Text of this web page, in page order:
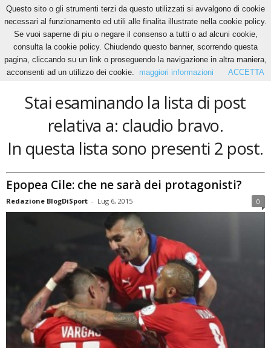
Home Tags Claudio bravo
claudio bravo
Stai esaminando la lista di post
relativa a: claudio bravo.
In questa lista sono presenti 2 post.
Epopea Cile: che ne sarà dei protagonisti?
Redazione BlogDiSport - Lug 6, 2015 0
Questo sito o gli strumenti terzi da questo utilizzati si avvalgono di cookie
necessari al funzionamento ed utili alle finalita illustrate nella cookie policy.
Se vuoi saperne di piu o negare il consenso a tutti o ad alcuni cookie,
consulta la cookie policy. Chiudendo questo banner, scorrendo questa
pagina, cliccando su un link o proseguendo la navigazione in altra maniera,
acconsenti ad un utilizzo dei cookie.
maggiori informazioni ACCETTA